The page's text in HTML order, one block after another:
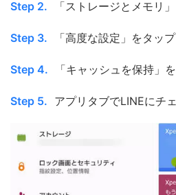
Step 2. 「ストレージとメモリ
Step 3. 「高度な設定」をタップ
Step 4. 「キャッシュを保持」
Step 5. アプリタブでLINEにチ